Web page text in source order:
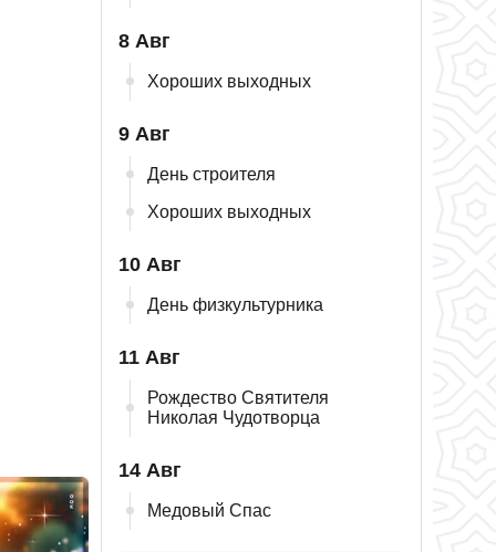
8 Авг
Хороших выходных
9 Авг
День строителя
Хороших выходных
10 Авг
День физкультурника
11 Авг
Рождество Святителя
Николая Чудотворца
14 Авг
Медовый Спас